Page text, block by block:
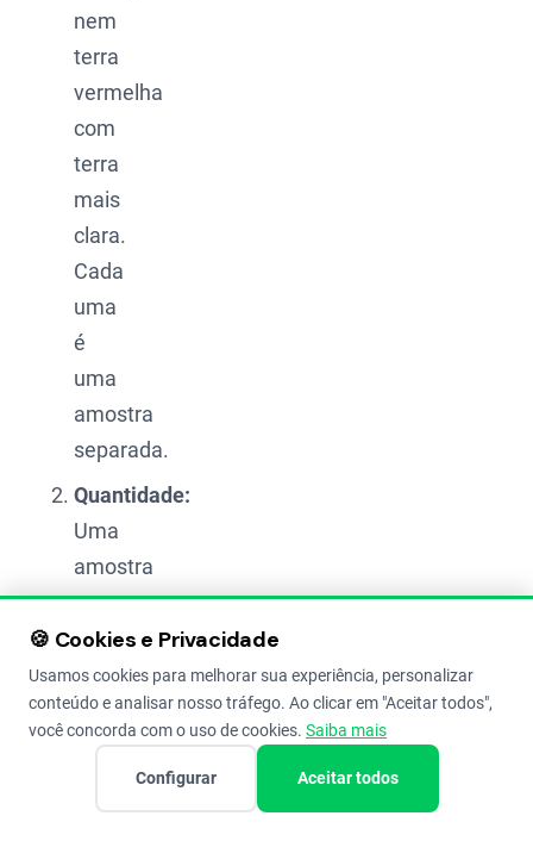
nem
terra
vermelha
com
terra
mais
clara.
Cada
uma
é
uma
amostra
separada.
Quantidade:
Uma
amostra
composta
(aquela
que
vai
pro
laboratório)
deve
🍪 Cookies e Privacidade
Usamos cookies para melhorar sua experiência, personalizar
conteúdo e analisar nosso tráfego. Ao clicar em "Aceitar todos",
você concorda com o uso de cookies. Saiba mais
Configurar Aceitar todos